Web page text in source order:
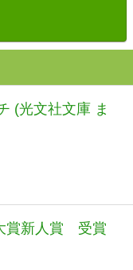
(光文社文庫 ま
賞新人賞 受賞